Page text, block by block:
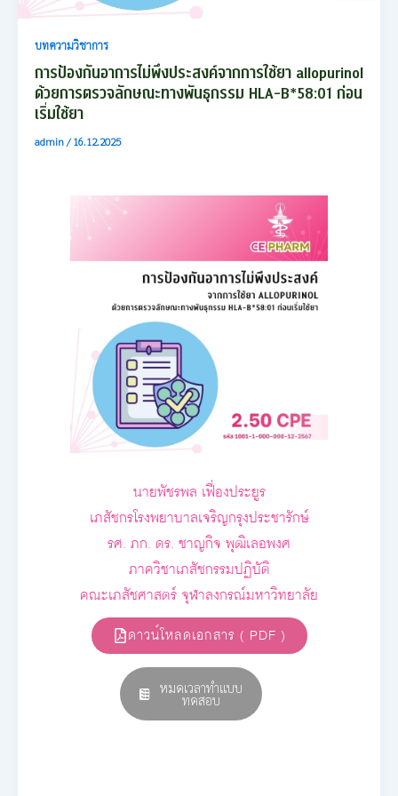
บทความวิชาการ
การป้องกันอาการไม่พึงประสงค์จากการใช้ยา allopurinol
ด้วยการตรวจลักษณะทางพันธุกรรม HLA-B*58:01 ก่อน
เริ่มใช้ยา
admin/16.12.2025
นายพัชรพล เฟื่องประยูร
เภสัชกรโรงพยาบาลเจริญกรุงประชารักษ์
รศ. ภก. ดร. ชาญกิจ พุฒิเลอพงศ
ภาควิชาเภสัชกรรมปฏิบัติ
คณะเภสัชศาสตร์ จุฬาลงกรณ์มหาวิทยาลัย
ดาวน์โหลดเอกสาร ( PDF )
หมดเวลาทำแบบ
ทดสอบ